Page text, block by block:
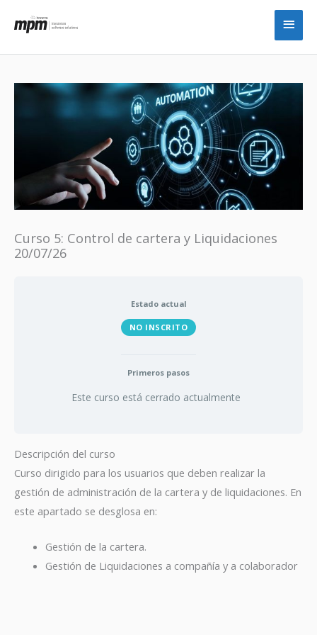
Curso 5: Control de cartera y Liquidaciones
20/07/26
Estado actual
NO INSCRITO
Primeros pasos
Este curso está cerrado actualmente
Descripción del curso
Curso dirigido para los usuarios que deben realizar la
gestión de administración de la cartera y de liquidaciones. En
este apartado se desglosa en:
Gestión de la cartera.
Gestión de Liquidaciones a compañía y a colaborador